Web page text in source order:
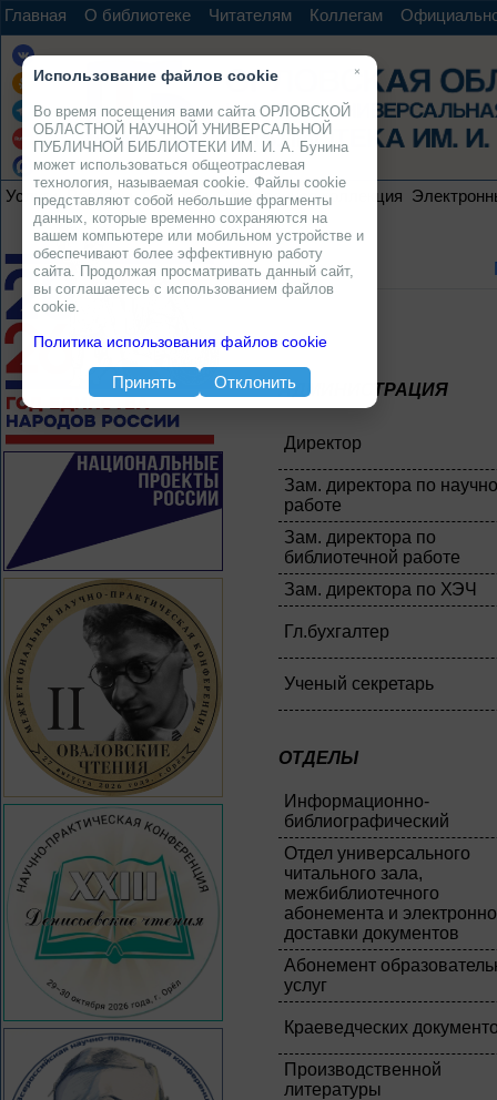
Главная О библиотеке Читателям Коллегам
Услуги Ресурсы Проекты Электронная коллекция
АДМИНИСТРАЦИЯ
Директор
Зам. директора по
работе
Зам. директора по
библиотечной работе
Зам. директора по ХЭЧ
Гл.бухгалтер
Ученый секретарь
ОТДЕЛЫ
Информационно-
библиографический
Отдел универсального
читального зала,
межбиблиотечного
абонемента и
доставки документов
Абонемент
услуг
Краеведческих
Производственной
литературы
×
Использование файлов cookie
Во время посещения вами сайта ОРЛОВСКОЙ
ОБЛАСТНОЙ НАУЧНОЙ УНИВЕРСАЛЬНОЙ
ПУБЛИЧНОЙ БИБЛИОТЕКИ ИМ. И. А. Бунина
может использоваться общеотраслевая
технология, называемая cookie. Файлы cookie
представляют собой небольшие фрагменты
данных, которые временно сохраняются на
вашем компьютере или мобильном устройстве и
обеспечивают более эффективную работу
сайта. Продолжая просматривать данный сайт,
вы соглашаетесь с использованием файлов
cookie.
Политика использования файлов cookie
Принять Отклонить